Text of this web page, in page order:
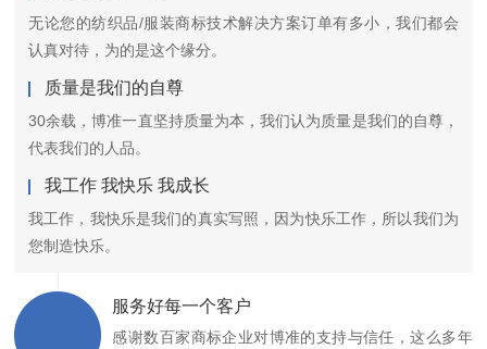
无论您的纺织品/服装商标技术解决方案订单有多小，我们都会
认真对待，为的是这个缘分。
质量是我们的自尊
30余载，博准一直坚持质量为本，我们认为质量是我们的自尊，
代表我们的人品。
我工作 我快乐 我成长
我工作，我快乐是我们的真实写照，因为快乐工作，所以我们为
您制造快乐。
服务好每一个客户
感谢数百家商标企业对博准的支持与信任，这么多年